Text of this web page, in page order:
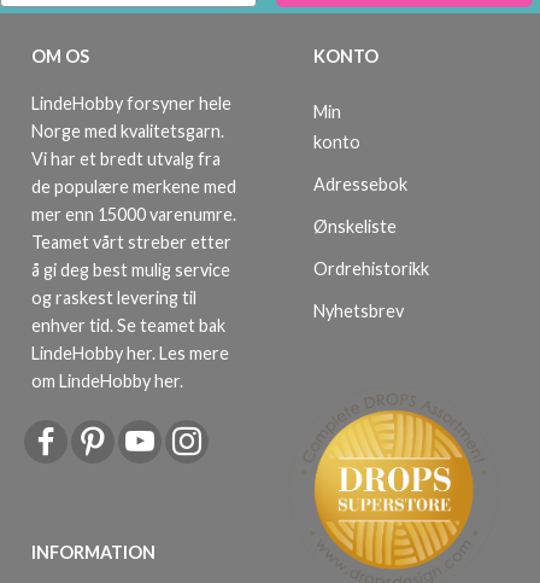
OM OS
LindeHobby forsyner hele
Norge med kvalitetsgarn.
Vi har et bredt utvalg fra
de populære merkene med
mer enn 15000 varenumre.
Teamet vårt streber etter
å gi deg best mulig service
og raskest levering til
enhver tid. Se teamet bak
LindeHobby her.Les mere
om LindeHobby her.
INFORMATION
KONTO
Min
konto
Adressebok
Ønskeliste
Ordrehistorikk
Nyhetsbrev